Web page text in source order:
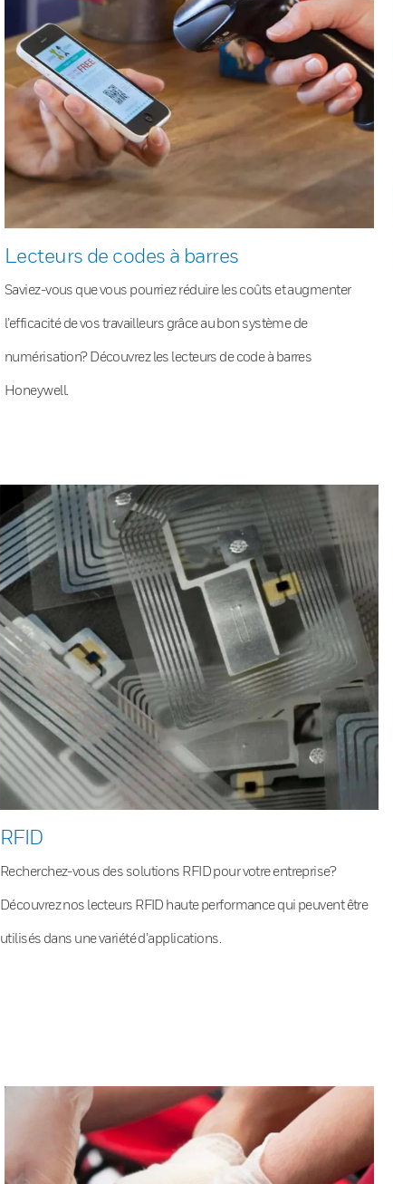
Lecteurs de codes à barres
Saviez-vous que vous pourriez réduire les coûts et augmenter
l’efficacité de vos travailleurs grâce au bon système de
numérisation? Découvrez les lecteurs de code à barres
Honeywell.
RFID
Recherchez-vous des solutions RFID pour votre entreprise?
Découvrez nos lecteurs RFID haute performance qui peuvent être
utilisés dans une variété d’applications.